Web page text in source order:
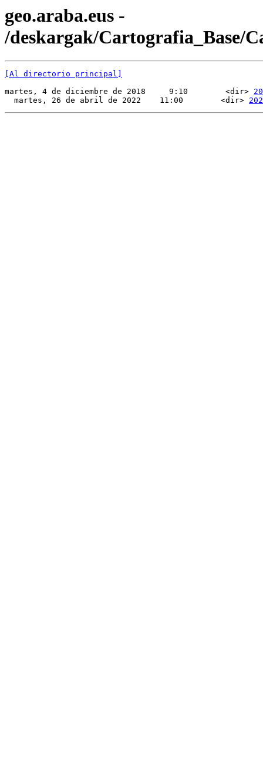
geo.araba.eus -
/deskargak/Cartografia_Base/
[Al directorio principal]
martes, 4 de diciembre de 2018     9:10        <dir>
  martes, 26 de abril de 2022    11:00        <dir>